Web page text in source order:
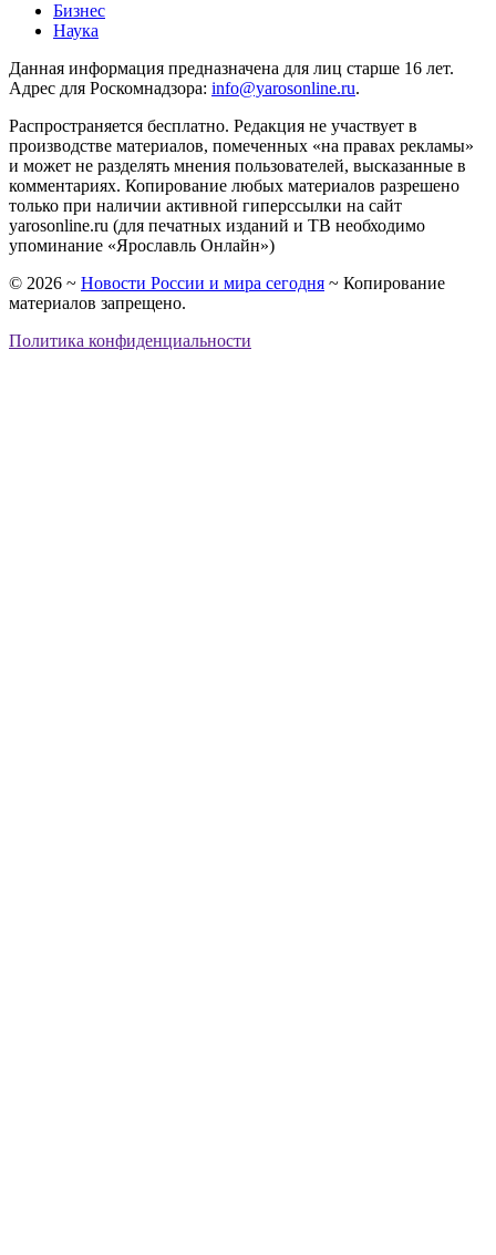
Бизнес
Наука
Данная информация предназначена для лиц старше 16 лет.
Адрес для Роскомнадзора: info@yarosonline.ru.
Распространяется бесплатно. Редакция не участвует в
производстве материалов, помеченных «на правах рекламы»
и может не разделять мнения пользователей, высказанные в
комментариях. Копирование любых материалов разрешено
только при наличии активной гиперссылки на сайт
yarosonline.ru (для печатных изданий и ТВ необходимо
упоминание «Ярославль Онлайн»)
© 2026 ~ Новости России и мира сегодня ~ Копирование
материалов запрещено.
Политика конфиденциальности